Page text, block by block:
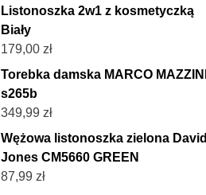
Listonoszka 2w1 z kosmetyczką
Biały
179,00 zł
Torebka damska MARCO MAZZINI
s265b
349,99 zł
Wężowa listonoszka zielona David
Jones CM5660 GREEN
87,99 zł